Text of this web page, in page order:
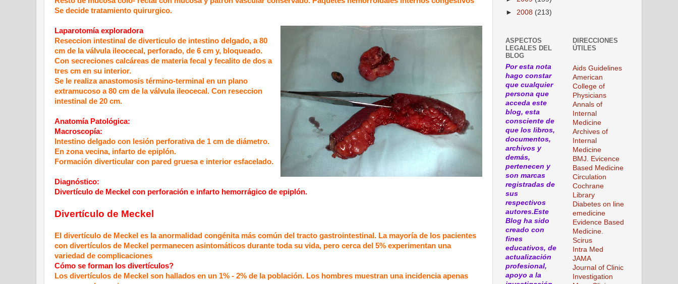
Se decide tratamiento quirurgico.
Laparotomía exploradora
Reseccion intestinal de diverticulo de intestino delgado, a 80
cm de la válvula ileocecal, perforado, de 6 cm y, bloqueado.
Con secreciones calcáreas de materia fecal y fecalito de dos a
tres cm en su interior.
Se le realiza anastomosis término-terminal en un plano
extramucoso a 80 cm de la válvula ileocecal. Con reseccion
intestinal de 20 cm.
Anatomía Patológica:
Macroscopía:
Intestino delgado con lesión perforativa de 1 cm de diámetro.
En zona vecina, infarto de epiplón.
Formación diverticular con pared gruesa e interior esfacelado.
Diagnóstico:
Divertículo de Meckel con perforación e infarto hemorrágico de epiplón.
Divertículo de Meckel
El divertículo de Meckel es la anormalidad congénita más común del tracto gastrointestinal. La mayoría de los pacientes
con divertículos de Meckel permanecen asintomáticos durante toda su vida, pero cerca del 5% experimentan una
variedad de complicaciones
Cómo se forman los divertículos?
Los divertículos de Meckel son hallados en un 1% - 2% de la población. Los hombres muestran una incidencia apenas
► 2008 (213)
ASPECTOS
LEGALES DEL
BLOG
Por esta nota
hago constar
que cualquier
persona que
acceda este
blog, esta
consciente de
que los libros,
documentos,
archivos y
demás,
pertenecen y
son marcas
registradas de
sus
respectivos
autores.Este
Blog ha sido
creado con
fines
educativos, de
actualización
profesional,
apoyo a la
DIRECCIONES
ÚTILES
Aids Guidelines
American
College of
Physicians
Annals of
Internal
Medicine
Archives of
Internal
Medicine
BMJ. Evicence
Based Medicine
Circulation
Cochrane
Library
Diabetes on line
emedicine
Evidence Based
Medicine.
Scirus
Intra Med
JAMA
Journal of Clinic
Investigation